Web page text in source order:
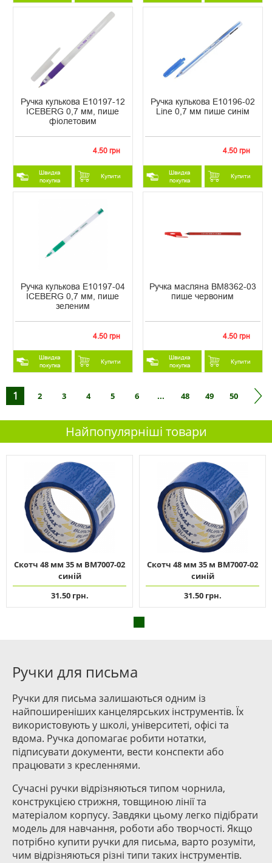
Ручка кулькова Е10197-12
ICEBERG 0,7 мм, пише
фіолетовим
4.50 грн
Швидка
покупка
Купити
Ручка кулькова Е10196-02
Line 0,7 мм пише синім
4.50 грн
Швидка
покупка
Купити
Ручка кулькова Е10197-04
ICEBERG 0,7 мм, пише
зеленим
4.50 грн
Швидка
покупка
Купити
Ручка масляна ВМ8362-03
пише червоним
4.50 грн
Швидка
покупка
Купити
1 2 3 4 5 6 ... 48 49 50
Найпопулярніші товари
Скотч 48 мм 35 м ВМ7007-02
синій
31.50 грн.
Скотч 48 мм 35 м ВМ7007-02
синій
31.50 грн.
Ручки для письма
Ручки для письма залишаються одним із
найпоширеніших канцелярських інструментів. Їх
використовують у школі, університеті, офісі та
вдома. Ручка допомагає робити нотатки,
підписувати документи, вести конспекти або
працювати з кресленнями.
Сучасні ручки відрізняються типом чорнила,
конструкцією стрижня, товщиною лінії та
матеріалом корпусу. Завдяки цьому легко підібрати
модель для навчання, роботи або творчості. Якщо
потрібно купити ручки для письма, варто розуміти,
чим відрізняються різні типи таких інструментів.